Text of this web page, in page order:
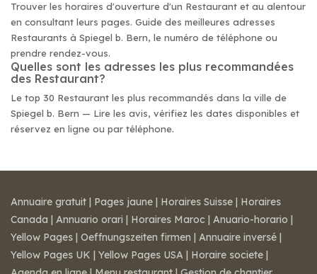
Trouver les horaires d'ouverture d'un Restaurant et au alentour
en consultant leurs pages. Guide des meilleures adresses
Restaurants à Spiegel b. Bern, le numéro de téléphone ou
prendre rendez-vous.
Quelles sont les adresses les plus recommandées
des Restaurant?
Le top 30 Restaurant les plus recommandés dans la ville de
Spiegel b. Bern — Lire les avis, vérifiez les dates disponibles et
réservez en ligne ou par téléphone.
Annuaire gratuit | Pages jaune | Horaires Suisse | Horaires
Canada | Annuario orari | Horaires Maroc | Anuario-horario |
Yellow Pages | Oeffnungszeiten firmen | Annuaire inversé |
Yellow Pages UK | Yellow Pages USA | Horaire societe |